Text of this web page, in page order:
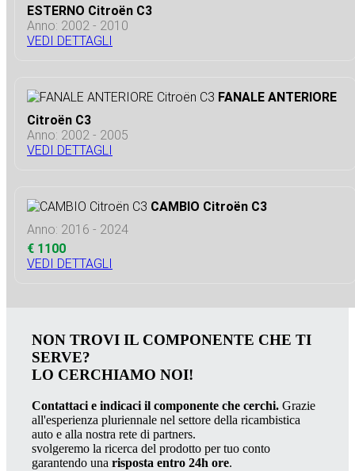
ESTERNO Citroën C3
Anno: 2002 - 2010
VEDI DETTAGLI
FANALE ANTERIORE
Citroën C3
Anno: 2002 - 2005
VEDI DETTAGLI
CAMBIO Citroën C3
Anno: 2016 - 2024
€ 1100
VEDI DETTAGLI
NON TROVI IL COMPONENTE CHE TI
SERVE?
LO CERCHIAMO NOI!
Contattaci e indicaci il componente che cerchi. Grazie
all'esperienza pluriennale nel settore della ricambistica
auto e alla nostra rete di partners.
svolgeremo la ricerca del prodotto per tuo conto
garantendo una risposta entro 24h ore.